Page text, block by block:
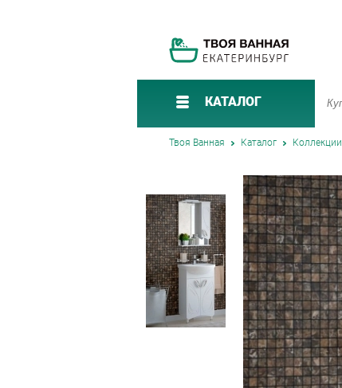
КАТАЛОГ
Твоя Ванная Каталог Коллекции